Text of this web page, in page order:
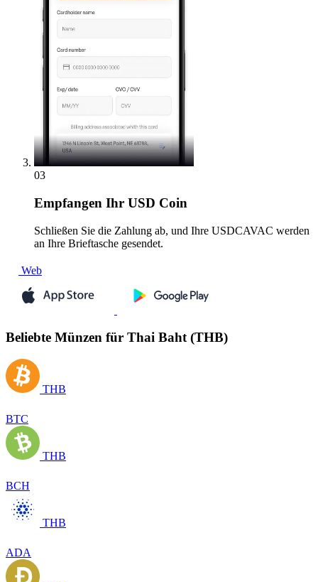
03
Empfangen Ihr USD Coin
Schließen Sie die Zahlung ab, und Ihre USDCAVAC werden
an Ihre Brieftasche gesendet.
Web
Beliebte Münzen für Thai Baht (THB)
THB
BTC
THB
BCH
THB
ADA